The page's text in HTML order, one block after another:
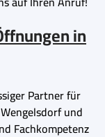
in
Partner für
und
Fachkompetenz